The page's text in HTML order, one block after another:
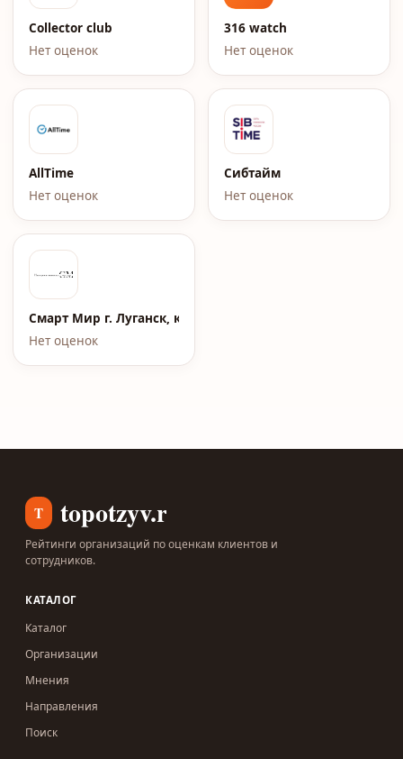
Collector club
Нет оценок
316 watch
Нет оценок
AllTime
Нет оценок
Сибтайм
Нет оценок
Смарт Мир г. Луганск, кв. Жукова, д.7
Нет оценок
T topotzyv.ru
Рейтинги организаций по оценкам клиентов и
сотрудников.
КАТАЛОГ
Каталог
Организации
Мнения
Направления
Поиск